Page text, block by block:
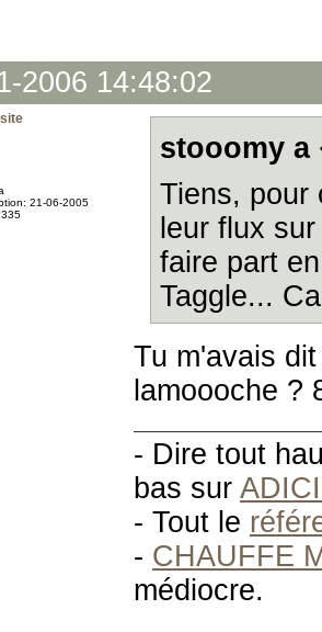
2006 14:48:02
21-06-2005
stooomy
Tiens, pour
leur flux
faire part
Taggle...
Tu m'avais
lamoooche ?
- Dire tout
bas sur
- Tout le
- CHAUFFE
médiocre.